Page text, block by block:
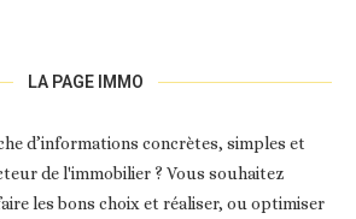
LA PAGE IMMO
d’informations concrètes, simples et
de l'immobilier ? Vous souhaitez
les bons choix et réaliser, ou optimiser